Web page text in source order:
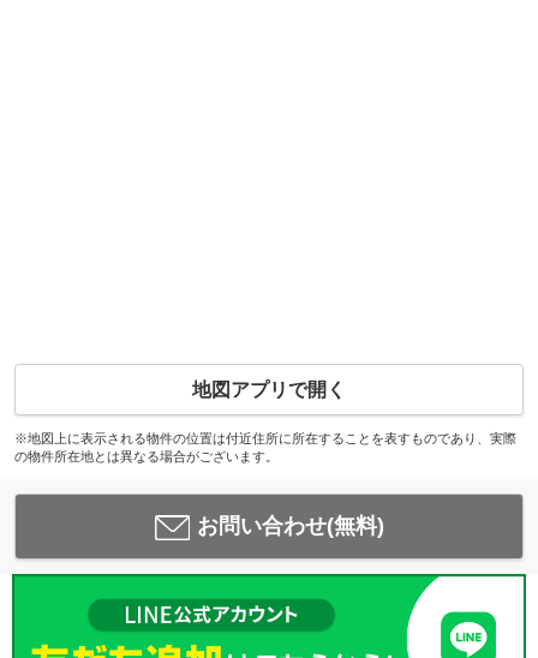
地図アプリで開く
※地図上に表示される物件の位置は付近住所に所在することを表すものであり、実際
の物件所在地とは異なる場合がございます。
お問い合わせ(無料)